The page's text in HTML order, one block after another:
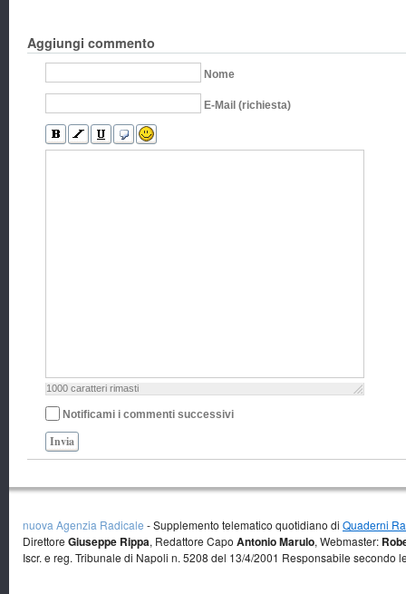
Aggiungi commento
Nome
E-Mail (richiesta)
1000 caratteri rimasti
Notificami i commenti successivi
Invia
nuova Agenzia Radicale - Supplemento telematico quotidiano di Quaderni
Direttore Giuseppe Rippa, Redattore Capo Antonio Marulo, Webmaster:
Iscr. e reg. Tribunale di Napoli n. 5208 del 13/4/2001 Responsabile secondo